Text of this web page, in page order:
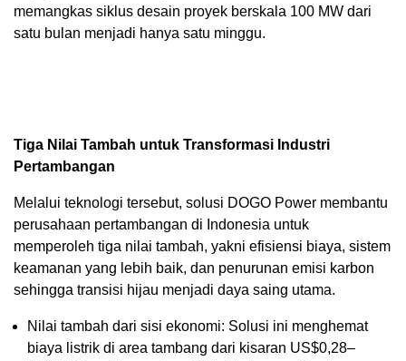
memangkas siklus desain proyek berskala 100 MW dari
satu bulan menjadi hanya satu minggu.
Tiga Nilai Tambah untuk Transformasi Industri
Pertambangan
Melalui teknologi tersebut, solusi DOGO Power membantu
perusahaan pertambangan di Indonesia untuk
memperoleh tiga nilai tambah, yakni efisiensi biaya, sistem
keamanan yang lebih baik, dan penurunan emisi karbon
sehingga transisi hijau menjadi daya saing utama.
Nilai tambah dari sisi ekonomi: Solusi ini menghemat
biaya listrik di area tambang dari kisaran US$0,28–